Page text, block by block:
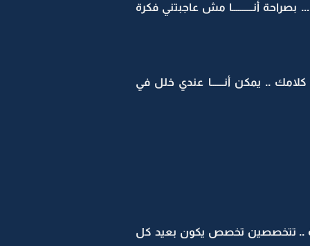
بصراحة أنــــــــــا مش عاجبتني فكرة
كلامك .. يمكن أنــــــا عندي خلل في
.. تتخصصين تخصص يكون بعيد كل